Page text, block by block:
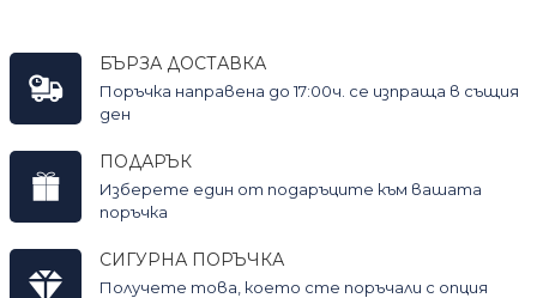
БЪРЗА ДОСТАВКА
Поръчка направена до 17:00ч. се изпраща в същия
ден
ПОДАРЪК
Изберете един от подаръците към вашата
поръчка
СИГУРНА ПОРЪЧКА
Получете това, което сте поръчали с опция